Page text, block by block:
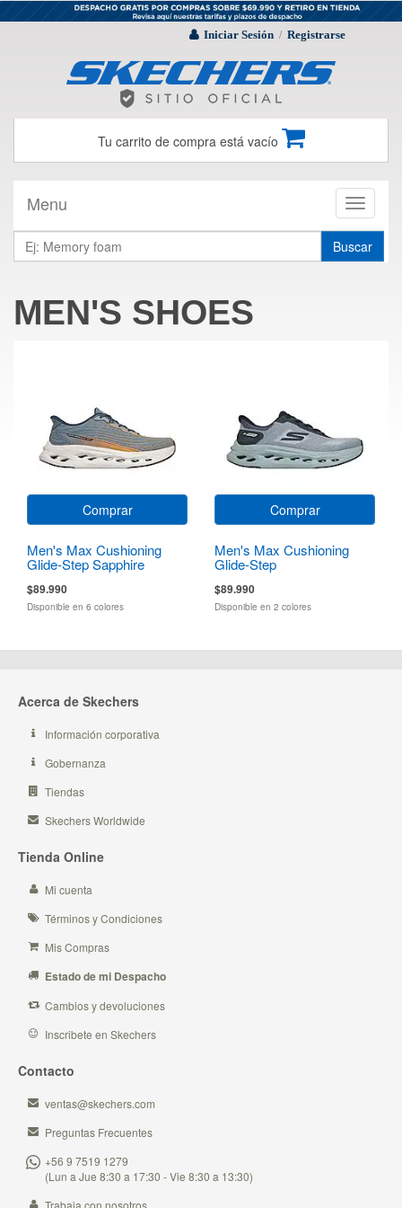
Iniciar Sesión / Registrarse
Tu carrito de compra está vacío
Toggle
Menu
Buscar
MEN'S SHOES
Comprar
Men's Max Cushioning
Glide-Step Sapphire
$89.990
Disponible en 6 colores
Comprar
Men's Max Cushioning
Glide-Step
$89.990
Disponible en 2 colores
Acerca de Skechers
Información corporativa
Gobernanza
Tiendas
Skechers Worldwide
Tienda Online
Mi cuenta
Términos y Condiciones
Mis Compras
Estado de mi Despacho
Cambios y devoluciones
Inscribete en Skechers
Contacto
ventas@skechers.com
Preguntas Frecuentes
+56 9 7519 1279
(Lun a Jue 8:30 a 17:30 - Vie 8:30 a 13:30)
Trabaja con nosotros